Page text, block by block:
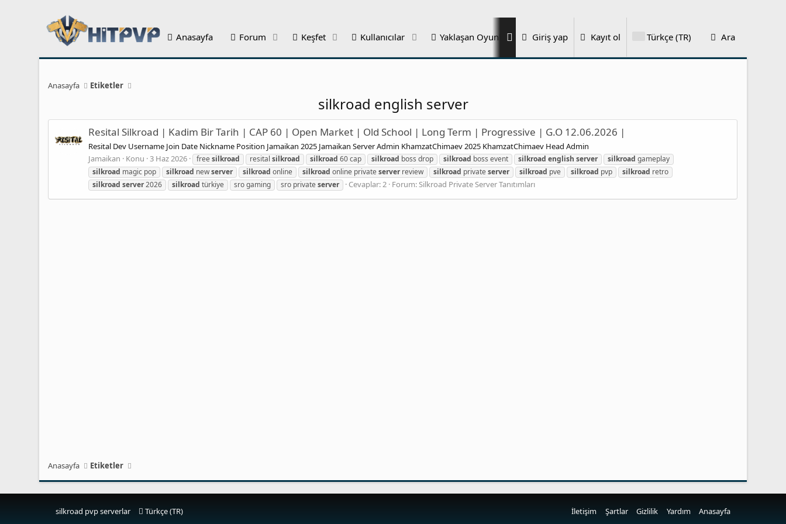
Anasayfa Forum Keşfet Kullanıcılar Yaklaşan Oyunlar Giriş yap Kayıt ol Türkçe (TR) Ara
Anasayfa Etiketler
silkroad english server
Resital Silkroad | Kadim Bir Tarih | CAP 60 | Open Market | Old School | Long Term | Progressive | G.O 12.06.2026 |
Resital Dev Username Join Date Nickname Position Jamaikan 2025 Jamaikan Server Admin KhamzatChimaev 2025 KhamzatChimaev Head Admin
Jamaikan
Konu 3 Haz 2026 freesilkroad resitalsilkroad silkroad 60 cap silkroad boss drop silkroad boss event silkroad english server silkroad gameplay
silkroad magic pop silkroad newserver silkroad online silkroad online privateserverreview silkroad privateserver silkroad pve silkroad pvp silkroad retro
silkroad server2026 silkroad türkiye sro gaming sro privateserver Cevaplar: 2 Forum:Silkroad Private Server Tanıtımları
Anasayfa Etiketler
silkroad pvp serverlar Türkçe (TR) İletişim Şartlar Gizlilik Yardım Anasayfa